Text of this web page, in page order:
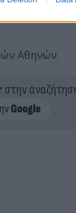
Αθηνών.
στην